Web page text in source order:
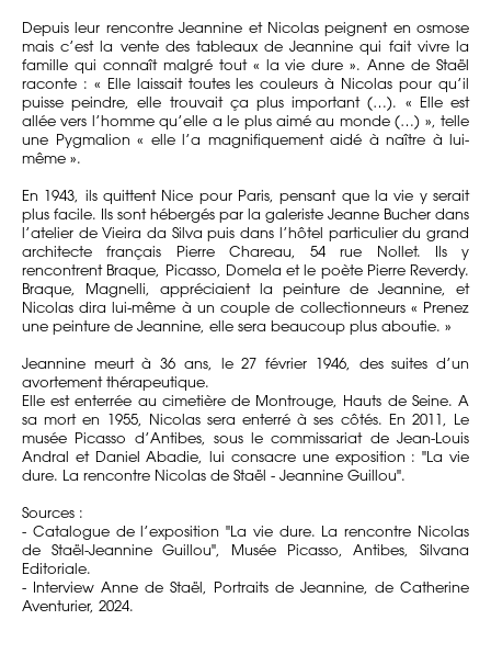
Depuis leur rencontre Jeannine et Nicolas peignent en osmose
mais c’est la vente des tableaux de Jeannine qui fait vivre la
famille qui connaît malgré tout « la vie dure ». Anne de Staël
raconte : « Elle laissait toutes les couleurs à Nicolas pour qu’il
puisse peindre, elle trouvait ça plus important (…). « Elle est
allée vers l’homme qu’elle a le plus aimé au monde (…) », telle
une Pygmalion « elle l’a magnifiquement aidé à naître à lui-
même ».
En 1943, ils quittent Nice pour Paris, pensant que la vie y serait
plus facile. Ils sont hébergés par la galeriste Jeanne Bucher dans
l’atelier de Vieira da Silva puis dans l’hôtel particulier du grand
architecte français Pierre Chareau, 54 rue Nollet. Ils y
rencontrent Braque, Picasso, Domela et le poète Pierre Reverdy.
Braque, Magnelli, appréciaient la peinture de Jeannine, et
Nicolas dira lui-même à un couple de collectionneurs « Prenez
une peinture de Jeannine, elle sera beaucoup plus aboutie. »
Jeannine meurt à 36 ans, le 27 février 1946, des suites d’un
avortement thérapeutique.
Elle est enterrée au cimetière de Montrouge, Hauts de Seine. A
sa mort en 1955, Nicolas sera enterré à ses côtés. En 2011, Le
musée Picasso d’Antibes, sous le commissariat de Jean-Louis
Andral et Daniel Abadie, lui consacre une exposition : "La vie
dure. La rencontre Nicolas de Staël - Jeannine Guillou".
Sources :
- Catalogue de l’exposition "La vie dure. La rencontre Nicolas
de Staël-Jeannine Guillou", Musée Picasso, Antibes, Silvana
Editoriale.
- Interview Anne de Staël, Portraits de Jeannine, de Catherine
Aventurier, 2024.